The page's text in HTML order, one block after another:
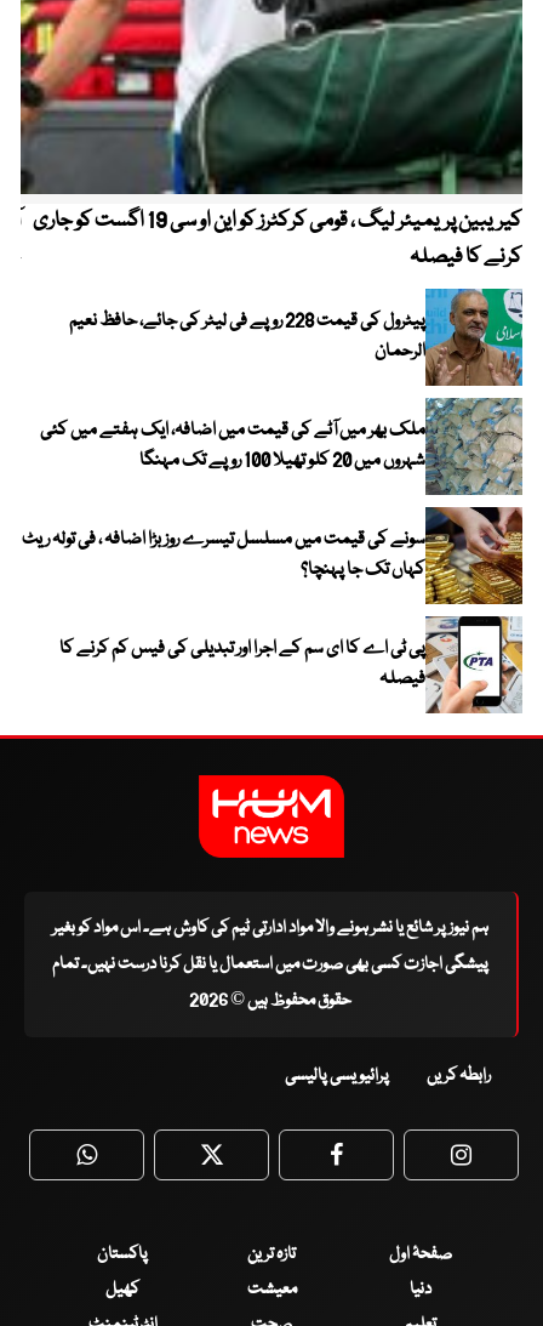
کیریبین پریمیئر لیگ ، قومی کرکٹرز کو این او سی 19 اگست کو جاری
کرنے کا فیصلہ
پیٹرول کی قیمت 228 روپے فی لیٹر کی جائے، حافظ نعیم
الرحمان
ملک بھر میں آٹے کی قیمت میں اضافہ، ایک ہفتے میں کئی
شہروں میں 20 کلو تھیلا 100 روپے تک مہنگا
سونے کی قیمت میں مسلسل تیسرے روز بڑا اضافہ ، فی تولہ ریٹ
کہاں تک جا پہنچا؟
پی ٹی اے کا ای سم کے اجرا اور تبدیلی کی فیس کم کرنے کا
فیصلہ
ہم نیوز پر شائع یا نشر ہونے والا مواد ادارتی ٹیم کی کاوش ہے۔ اس مواد کو بغیر
پیشگی اجازت کسی بھی صورت میں استعمال یا نقل کرنا درست نہیں۔ تمام
حقوق محفوظ ہیں © 2026
رابطہ کریں پرائیویسی پالیسی
WhatsApp Twitter Facebook
صفحۂ اول تازہ ترین
پاکستان
دنیا
معیشت
کھیل